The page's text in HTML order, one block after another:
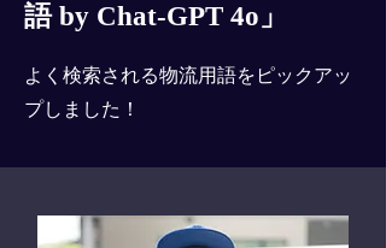
語 by Chat-GPT 4o」
よく検索される物流用語をピックアッ
プしました！